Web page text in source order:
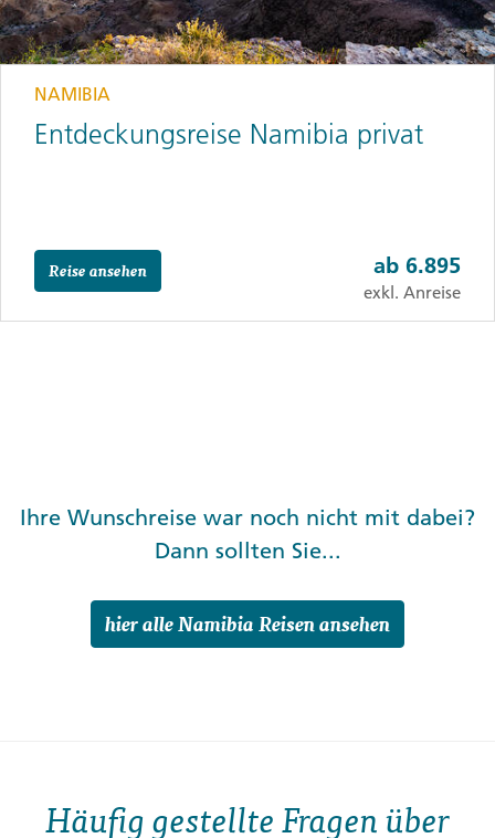
NAMIBIA
Entdeckungsreise Namibia privat
Reise ansehen ab 6.895
exkl. Anreise
Ihre Wunschreise war noch nicht mit dabei?
Dann sollten Sie...
hier alle Namibia Reisen ansehen
Häufig gestellte Fragen über